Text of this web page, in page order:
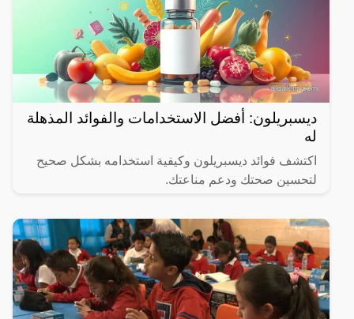
ديسبريلون: أفضل الاستخدامات والفوائد المذهلة
له
اكتشف فوائد ديسبريلون وكيفية استخدامه بشكل صحيح
لتحسين صحتك ودعم مناعتك.